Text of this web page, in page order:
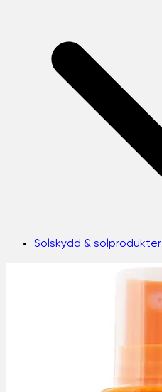
Solskydd & solprodukter